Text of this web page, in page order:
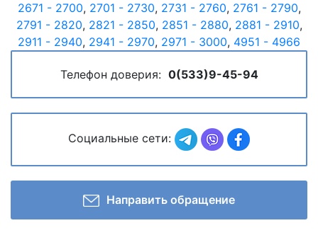
2671 - 2700, 2701 - 2730, 2731 - 2760, 2761 - 2790,
2791 - 2820, 2821 - 2850, 2851 - 2880, 2881 - 2910,
2911 - 2940, 2941 - 2970, 2971 - 3000, 4951 - 4966
Телефон доверия: 0(533)9-45-94
Социальные сети:
Направить обращение